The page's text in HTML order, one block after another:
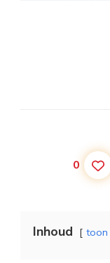
0
Inhoud toon